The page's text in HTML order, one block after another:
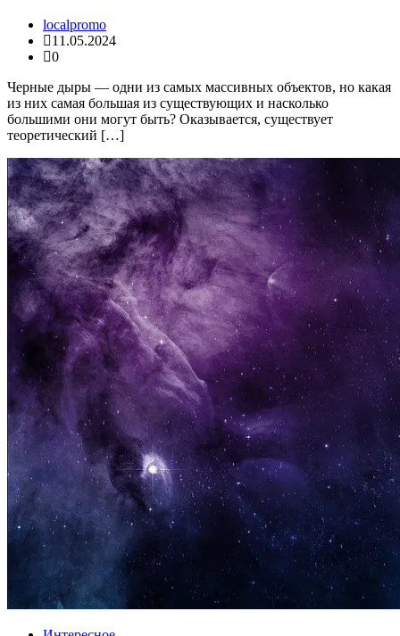
localpromo
11.05.2024
0
Черные дыры — одни из самых массивных объектов, но какая
из них самая большая из существующих и насколько
большими они могут быть? Оказывается, существует
теоретический […]